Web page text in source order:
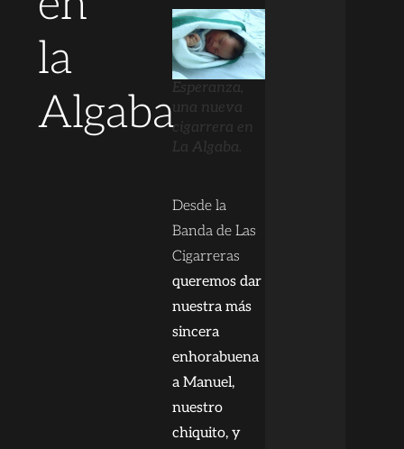
la
AlgabaEsperanza,
una nueva
cigarrera en
La Algaba.
Desde la
Banda de Las
Cigarreras
queremos dar
nuestra más
sincera
enhorabuena
a Manuel,
nuestro
chiquito, y